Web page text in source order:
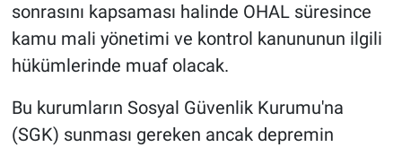
sonrasını kapsaması halinde OHAL süresince
kamu mali yönetimi ve kontrol kanununun ilgili
hükümlerinde muaf olacak.
Bu kurumların Sosyal Güvenlik Kurumu'na
(SGK) sunması gereken ancak depremin